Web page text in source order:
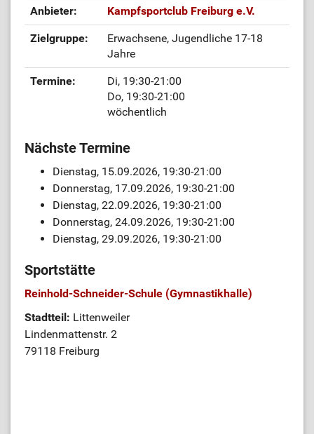
Anbieter: Kampfsportclub Freiburg e.V.
Zielgruppe:
Erwachsene, Jugendliche 17-18
Jahre
Termine:
Di, 19:30-21:00
Do, 19:30-21:00
wöchentlich
Nächste Termine
Dienstag, 15.09.2026, 19:30-21:00
Donnerstag, 17.09.2026, 19:30-21:00
Dienstag, 22.09.2026, 19:30-21:00
Donnerstag, 24.09.2026, 19:30-21:00
Dienstag, 29.09.2026, 19:30-21:00
Sportstätte
Reinhold-Schneider-Schule (Gymnastikhalle)
Stadtteil: Littenweiler
Lindenmattenstr. 2
79118 Freiburg